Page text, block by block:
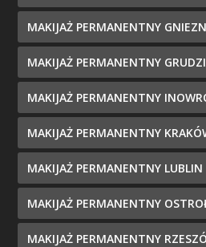
MAKIJAŻ PERMANENTNY
MAKIJAŻ PERMANENTNY
MAKIJAŻ PERMANENTNY
MAKIJAŻ PERMANENTNY
MAKIJAŻ PERMANENTNY LUBLIN
MAKIJAŻ PERMANENTNY
MAKIJAŻ PERMANENTNY